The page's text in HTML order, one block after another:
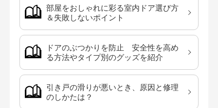
部屋をおしゃれに彩る室内ドア選び方
＆失敗しないポイント
ドアのぶつかりを防止 安全性を高め
る方法やタイプ別のグッズを紹介
引き戸の滑りが悪いとき、原因と修理
のしかたは？